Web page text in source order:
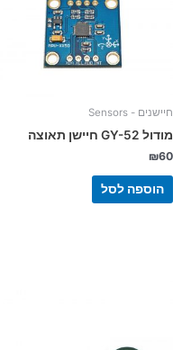
חיישנים - Sensors
מודול GY-52 חיישן תאוצה
₪60
הוספה לסל